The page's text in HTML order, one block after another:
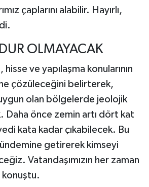
çaplarını alabilir. Hayırlı,
OLMAYACAK
ve yapılaşma konularının
çözüleceğini belirterek,
olan bölgelerde jeolojik
Daha önce zemin artı dört kat
kata kadar çıkabilecek. Bu
getirerek kimseyi
Vatandaşımızın her zaman
konuştu.